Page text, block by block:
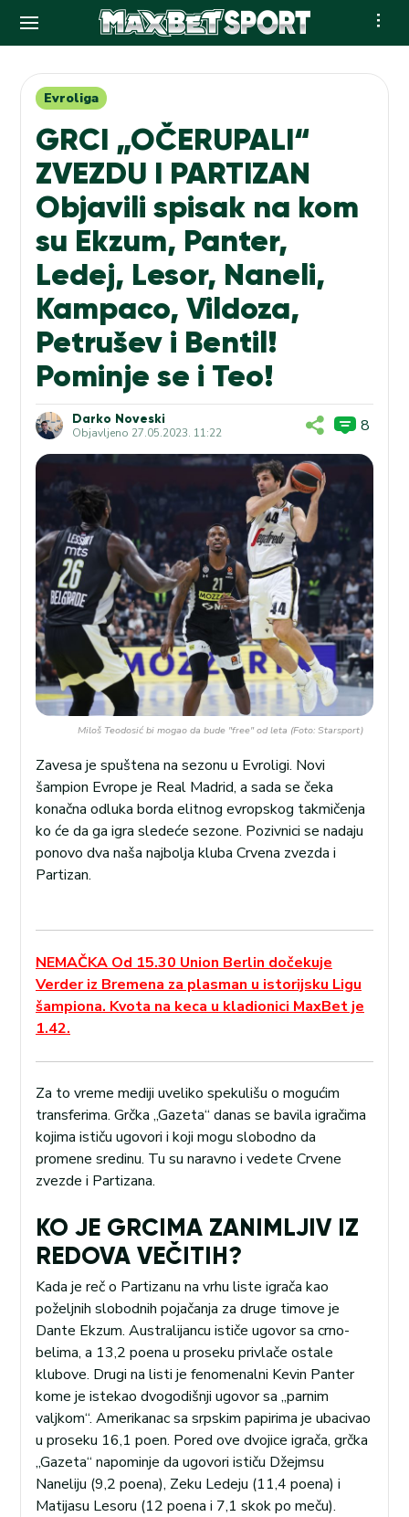
contentEvroliga
GRCI „OČERUPALI“
ZVEZDU I PARTIZAN
Objavili spisak na kom
su Ekzum, Panter,
Ledej, Lesor, Naneli,
Kampaco, Vildoza,
Petrušev i Bentil!
Pominje se i Teo!
Darko Noveski
Objavljeno 27.05.2023. 11:22 8
Miloš Teodosić bi mogao da bude "free" od leta (Foto: Starsport)
Zavesa je spuštena na sezonu u Evroligi. Novi
šampion Evrope je Real Madrid, a sada se čeka
konačna odluka borda elitnog evropskog takmičenja
ko će da ga igra sledeće sezone. Pozivnici se nadaju
ponovo dva naša najbolja kluba Crvena zvezda i
Partizan.
NEMAČKA Od 15.30 Union Berlin dočekuje
Verder iz Bremena za plasman u istorijsku Ligu
šampiona. Kvota na keca u kladionici MaxBet je
1.42.
Za to vreme mediji uveliko spekulišu o mogućim
transferima. Grčka „Gazeta“ danas se bavila igračima
kojima ističu ugovori i koji mogu slobodno da
promene sredinu. Tu su naravno i vedete Crvene
zvezde i Partizana.
KO JE GRCIMA ZANIMLJIV IZ
REDOVA VEČITIH?
Kada je reč o Partizanu na vrhu liste igrača kao
poželjnih slobodnih pojačanja za druge timove je
Dante Ekzum. Australijancu ističe ugovor sa crno-
belima, a 13,2 poena u proseku privlače ostale
klubove. Drugi na listi je fenomenalni Kevin Panter
kome je istekao dvogodišnji ugovor sa „parnim
valjkom“. Amerikanac sa srpskim papirima je ubacivao
u proseku 16,1 poen. Pored ove dvojice igrača, grčka
„Gazeta“ napominje da ugovori ističu Džejmsu
Naneliju (9,2 poena), Zeku Ledeju (11,4 poena) i
Matijasu Lesoru (12 poena i 7,1 skok po meču).